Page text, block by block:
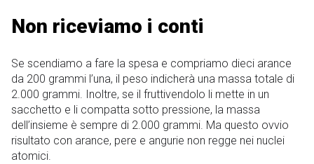
Non riceviamo i conti
Se scendiamo a fare la spesa e compriamo dieci arance
da 200 grammi l’una, il peso indicherà una massa totale di
2.000 grammi. Inoltre, se il fruttivendolo li mette in un
sacchetto e li compatta sotto pressione, la massa
dell’insieme è sempre di 2.000 grammi. Ma questo ovvio
risultato con arance, pere e angurie non regge nei nuclei
atomici.